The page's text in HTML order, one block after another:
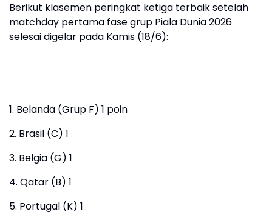
Berikut klasemen peringkat ketiga terbaik setelah
matchday pertama fase grup Piala Dunia 2026
selesai digelar pada Kamis (18/6):
1. Belanda (Grup F) 1 poin
2. Brasil (C) 1
3. Belgia (G) 1
4. Qatar (B) 1
5. Portugal (K) 1